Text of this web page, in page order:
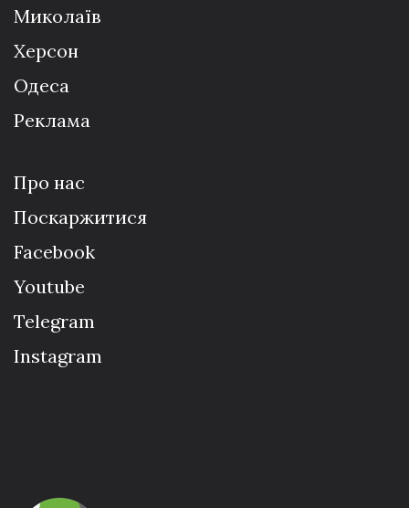
Миколаїв
Херсон
Одеса
Реклама
Про нас
Поскаржитися
Facebook
Youtube
Telegram
Instagram